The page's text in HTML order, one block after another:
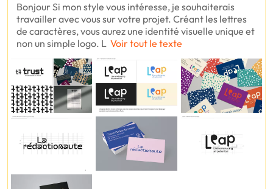
Bonjour Si mon style vous intéresse, je souhaiterais
travailler avec vous sur votre projet. Créant les lettres
de caractères, vous aurez une identité visuelle unique et
non un simple logo. L Voir tout le texte